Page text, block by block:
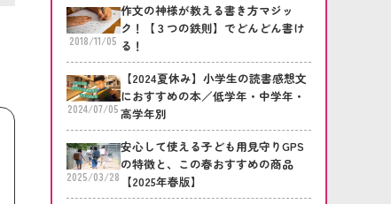
2018/11/05
作文の神様が教える書き方マジッ
ク！【３つの鉄則】でどんどん書け
る！
2024/07/05
【2024夏休み】小学生の読書感想文
におすすめの本／低学年・中学年・
高学年別
2025/03/28
安心して使える子ども用見守りGPS
の特徴と、この春おすすめの商品
【2025年春版】